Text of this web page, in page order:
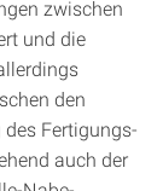
zwischen
und die
den
Fertigungs-
auch der